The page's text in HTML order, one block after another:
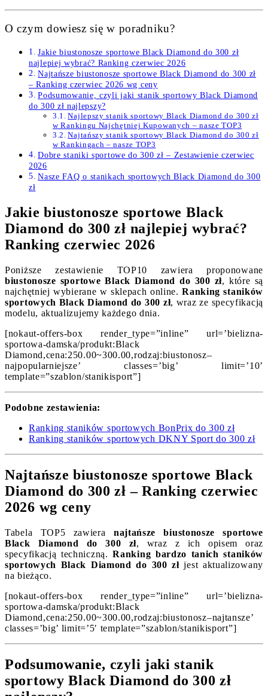
O czym dowiesz się w poradniku?
Jakie biustonosze sportowe Black Diamond do 300 zł
najlepiej wybrać? Ranking czerwiec 2026
Najtańsze biustonosze sportowe Black Diamond do 300 zł
– Ranking czerwiec 2026 wg ceny
Podsumowanie, czyli jaki stanik sportowy Black Diamond
do 300 zł najlepszy?
Najlepszy stanik sportowy Black Diamond do 300 zł
w Rankingu Najchętniej Kupowanych – nasze TOP3
Najtańszy stanik sportowy Black Diamond do 300 zł
w Rankingach – nasze TOP3
Dobre staniki sportowe do 300 zł – Zestawienie czerwiec
2026
Nasze FAQ o stanikach sportowych Black Diamond do 300
zł
Jakie biustonosze sportowe Black
Diamond do 300 zł najlepiej wybrać?
Ranking czerwiec 2026
Poniższe zestawienie TOP10 zawiera proponowane
biustonosze sportowe Black Diamond do 300 zł, które są
najchętniej wybierane w sklepach online.Ranking staników
sportowych Black Diamond do 300 zł, wraz ze specyfikacją
modelu, aktualizujemy każdego dnia.
[nokaut-offers-box render_type=”inline” url=’bielizna-
sportowa-damska/produkt:Black
Diamond,cena:250.00~300.00,rodzaj:biustonosz–
najpopularniejsze’ classes=’big’ limit=’10’
template=”szablon/stanikisport”]
Podobne zestawienia:
Ranking staników sportowych BonPrix do 300 zł
Ranking staników sportowych DKNY Sport do 300 zł
Najtańsze biustonosze sportowe Black
Diamond do 300 zł – Ranking czerwiec
2026 wg ceny
Tabela TOP5 zawiera najtańsze biustonosze sportowe
Black Diamond do 300 zł, wraz z ich opisem oraz
specyfikacją techniczną.Ranking bardzo tanich staników
sportowych Black Diamond do 300 złjest aktualizowany
na bieżąco.
[nokaut-offers-box render_type=”inline” url=’bielizna-
sportowa-damska/produkt:Black
Diamond,cena:250.00~300.00,rodzaj:biustonosz–najtansze’
classes=’big’ limit=’5′ template=”szablon/stanikisport”]
Podsumowanie, czyli jaki stanik
sportowy Black Diamond do 300 zł